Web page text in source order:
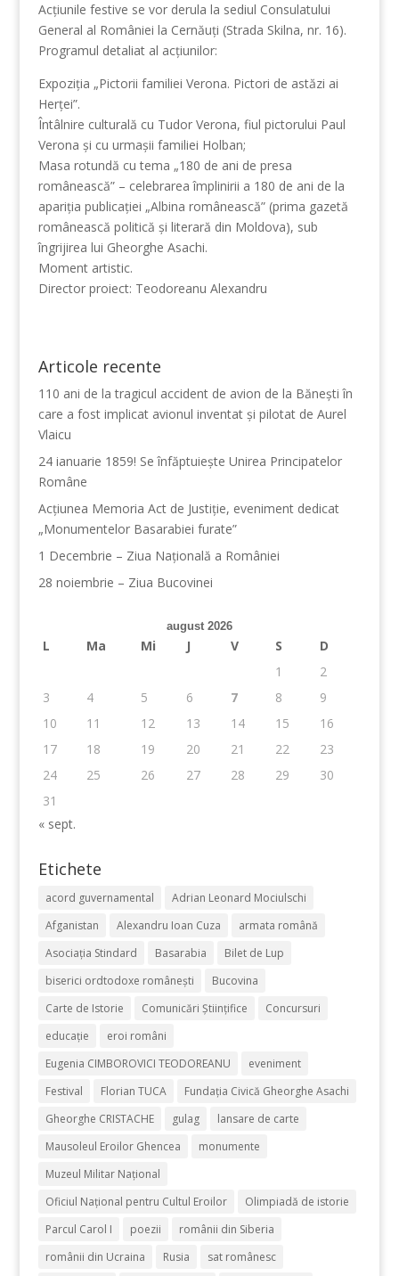
Acţiunile festive se vor derula la sediul Consulatului
General al României la Cernăuţi (Strada Skilna, nr. 16).
Programul detaliat al acţiunilor:
Expoziţia „Pictorii familiei Verona. Pictori de astăzi ai
Herţei”.
Întâlnire culturală cu Tudor Verona, fiul pictorului Paul
Verona şi cu urmaşii familiei Holban;
Masa rotundă cu tema „180 de ani de presa
românească” – celebrarea împlinirii a 180 de ani de la
apariţia publicaţiei „Albina românească” (prima gazetă
românească politică şi literară din Moldova), sub
îngrijirea lui Gheorghe Asachi.
Moment artistic.
Director proiect: Teodoreanu Alexandru
Articole recente
110 ani de la tragicul accident de avion de la Bănești în
care a fost implicat avionul inventat și pilotat de Aurel
Vlaicu
24 ianuarie 1859! Se înfăptuiește Unirea Principatelor
Române
Acțiunea Memoria Act de Justiție, eveniment dedicat
„Monumentelor Basarabiei furate”
1 Decembrie – Ziua Naţională a României
28 noiembrie – Ziua Bucovinei
august 2026
L Ma Mi J V S
D
1
2
3
4 5 6 7 8
9
10
11 12 13 14 15
16
17
18 19 20 21 22
23
24
25 26 27 28 29
30
31
« sept.
Etichete
acord guvernamental
Adrian Leonard Mociulschi
Afganistan
Alexandru Ioan Cuza
armata română
Asociația Stindard
Basarabia
Bilet de Lup
biserici ordtodoxe românești
Bucovina
Carte de Istorie
Comunicări Științifice
Concursuri
educație
eroi români
Eugenia CIMBOROVICI TEODOREANU
eveniment
Festival
Florian TUCA
Fundația Civică Gheorghe Asachi
Gheorghe CRISTACHE
gulag
lansare de carte
Mausoleul Eroilor Ghencea
monumente
Muzeul Militar Național
Oficiul Naţional pentru Cultul Eroilor
Olimpiadă de istorie
Parcul Carol I
poezii
românii din Siberia
românii din Ucraina
Rusia sat românesc